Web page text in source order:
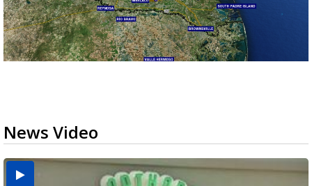
News Video